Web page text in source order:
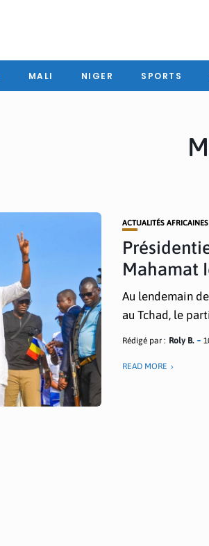
MALI NIGER SPORTS
ACTUALITÉS AFRICAINES
Mahamat
Au lendemain
au Tchad, le
Rédigé par : Roly B.
READ MORE